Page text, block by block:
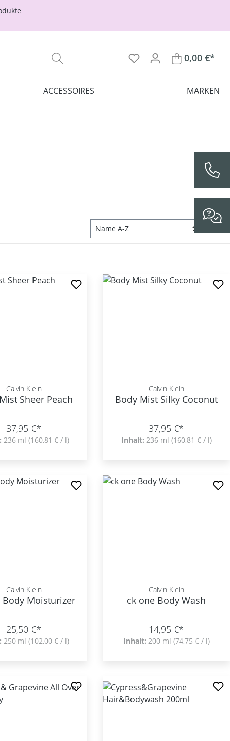
0,00 €*
ACCESSOIRES MARKEN
Calvin Klein
Sheer Peach
37,95 €*
236 ml (160,81 € / l)
Calvin Klein
Body Mist Silky Coconut
37,95 €*
Inhalt: 236 ml (160,81 € / l)
Calvin Klein
Body Moisturizer
25,50 €*
250 ml (102,00 € / l)
Calvin Klein
ck one Body Wash
14,95 €*
Inhalt: 200 ml (74,75 € / l)